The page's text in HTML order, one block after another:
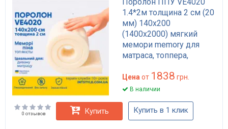
1.4*2м толщина 2 см (20
мм) 140х200
(1400х2000) мягкий
мемори memory для
матраса, топпера,
Цена от 1838 грн.
В наличии
0 отзывов Купить Купить в 1 клик